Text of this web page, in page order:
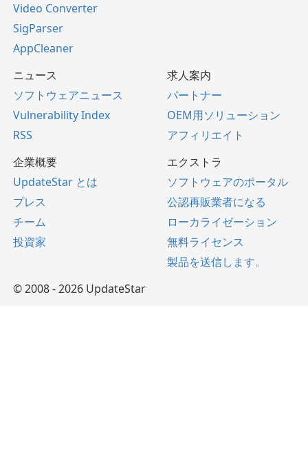
Video Converter
SigParser
AppCleaner
ニュース
ソフトウェアニュース
Vulnerability Index
RSS
求人案内
パートナー
OEM用ソリューション
アフィリエイト
企業概要
UpdateStar とは
プレス
チーム
投資家
エクストラ
ソフトウェアのポータル
公認再販業者になる
ローカライゼーション
無料ライセンス
製品を送信します。
© 2008 - 2026 UpdateStar